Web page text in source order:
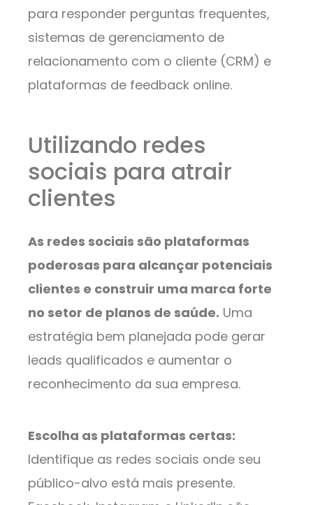
para responder perguntas frequentes,
sistemas de gerenciamento de
relacionamento com o cliente (CRM) e
plataformas de feedback online.
Utilizando redes
sociais para atrair
clientes
As redes sociais são plataformas
poderosas para alcançar potenciais
clientes e construir uma marca forte
no setor de planos de saúde. Uma
estratégia bem planejada pode gerar
leads qualificados e aumentar o
reconhecimento da sua empresa.
Escolha as plataformas certas:
Identifique as redes sociais onde seu
público-alvo está mais presente.